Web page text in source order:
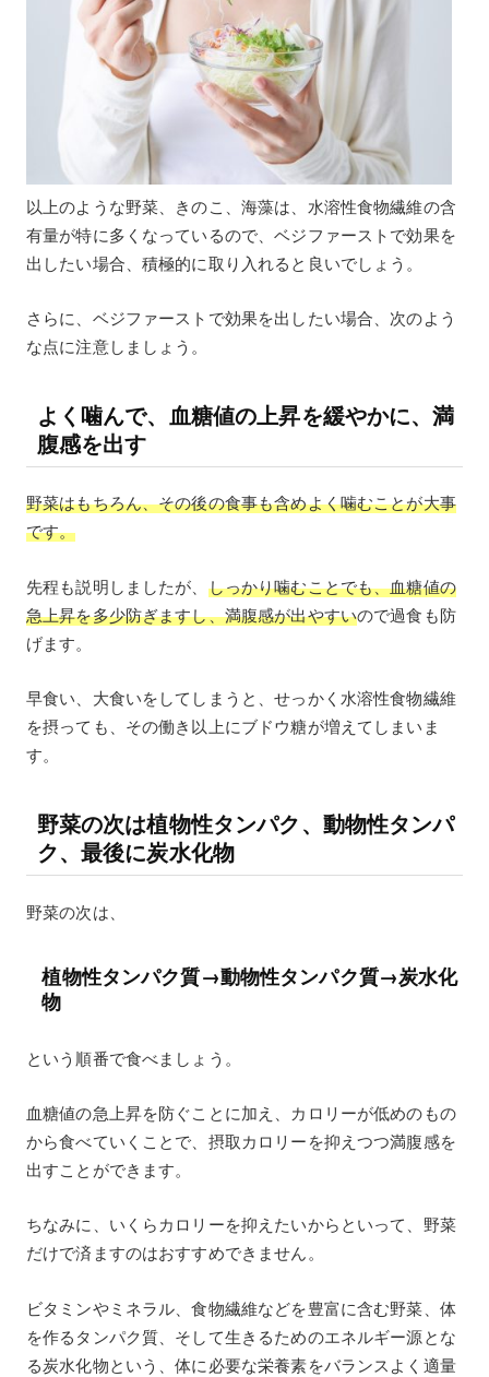
以上のような野菜、きのこ、海藻は、水溶性食物繊維の含
有量が特に多くなっているので、ベジファーストで効果を
出したい場合、積極的に取り入れると良いでしょう。
さらに、ベジファーストで効果を出したい場合、次のよう
な点に注意しましょう。
よく噛んで、血糖値の上昇を緩やかに、満
腹感を出す
野菜はもちろん、その後の食事も含めよく噛むことが大事
です。
先程も説明しましたが、 しっかり噛むことでも、血糖値の
急上昇を多少防ぎますし、満腹感が出やすいので過食も防
げます。
早食い、大食いをしてしまうと、せっかく水溶性食物繊維
を摂っても、その働き以上にブドウ糖が増えてしまいま
す。
野菜の次は植物性タンパク、動物性タンパ
ク、最後に炭水化物
野菜の次は、
植物性タンパク質→動物性タンパク質→炭水化
物
という順番で食べましょう。
血糖値の急上昇を防ぐことに加え、カロリーが低めのもの
から食べていくことで、摂取カロリーを抑えつつ満腹感を
出すことができます。
ちなみに、いくらカロリーを抑えたいからといって、野菜
だけで済ますのはおすすめできません。
ビタミンやミネラル、食物繊維などを豊富に含む野菜、体
を作るタンパク質、そして生きるためのエネルギー源とな
る炭水化物という、体に必要な栄養素をバランスよく適量